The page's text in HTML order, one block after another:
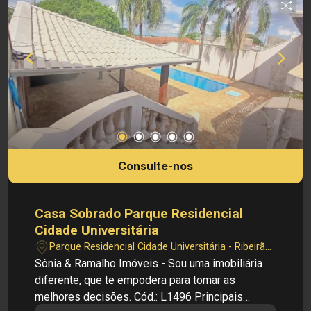
Consulte-nos
Casa Sobrado Parque Residencial
Cidade Universitária
Parque Residencial Cidade Universitária - Ribeirão
Preto/SP
Sônia & Ramalho Imóveis - Sou uma imobiliária
diferente, que te empodera para tomar as
melhores decisões. Cód.: L1496 Principais